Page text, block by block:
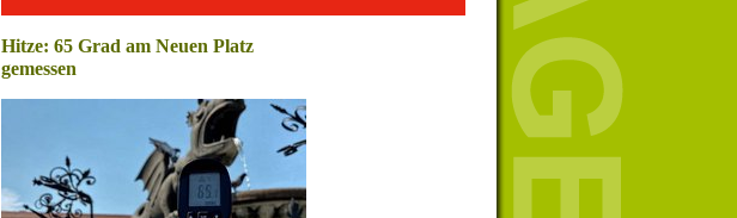
Hitze: 65 Grad am Neuen Platz
gemessen